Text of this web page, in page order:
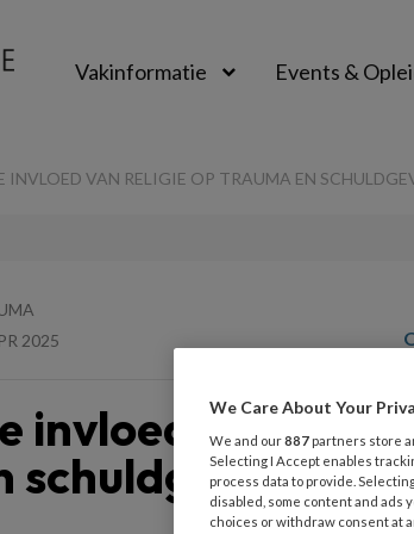
Vakinformatie Events &
INVLOED VAN RELIGIE OP TRAUMA EN
2025
invloed van
schuldgevoelens
We Care About Your
We and our887 partners store
Selecting I Accept enables
process data to provide.
disabled, some content and ads
choices or withdraw consent at